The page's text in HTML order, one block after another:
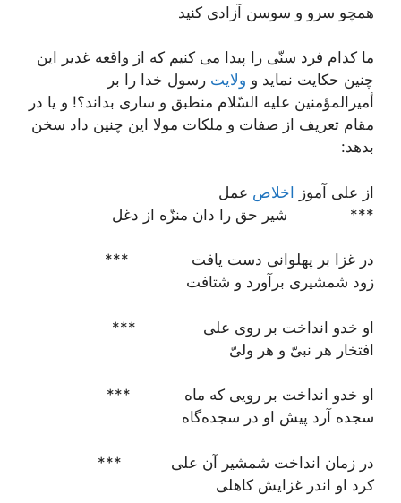
همچو سرو و سوسن آزادی کنید
ما کدام فرد سنّی را پیدا می کنیم که از واقعه غدیر این
چنین حکایت نماید و ولایت رسول خدا را بر
أمیرالمؤمنین علیه السّلام منطبق و ساری بداند؟! و یا در
مقام تعریف از صفات و ملکات مولا این چنین داد سخن
بدهد:
از علی آموز اخلاص عمل
*** شیر حق را دان منزّه از دغل
در غزا بر پهلوانی دست یافت ***
زود شمشیری برآورد و شتافت
او خدو انداخت بر روی علی ***
افتخار هر نبیّ و هر ولیّ
او خدو انداخت بر رویی که ماه ***
سجده آرد پیش او در سجده‌گاه
در زمان انداخت شمشیر آن علی ***
کرد او اندر غزایش کاهلی